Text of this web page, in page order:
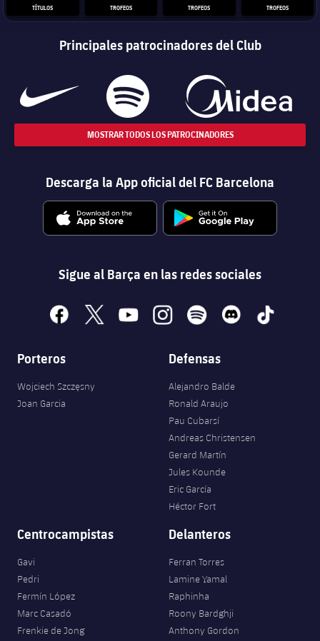
TÍTULOS TROFEOS TROFEOS TROFEOS
Principales patrocinadores del Club
MOSTRAR TODOS LOS PATROCINADORES
Descarga la App oficial del FC Barcelona
Sigue al Barça en las redes sociales
facebook
x youtubeinstagramspotify discord tiktok
Porteros
Wojciech Szczęsny
Joan Garcia
Defensas
Alejandro Balde
Ronald Araujo
Pau Cubarsí
Andreas Christensen
Gerard Martín
Jules Kounde
Eric García
Héctor Fort
Centrocampistas
Gavi
Pedri
Fermín López
Marc Casadó
Frenkie de Jong
Delanteros
Ferran Torres
Lamine Yamal
Raphinha
Roony Bardghji
Anthony Gordon